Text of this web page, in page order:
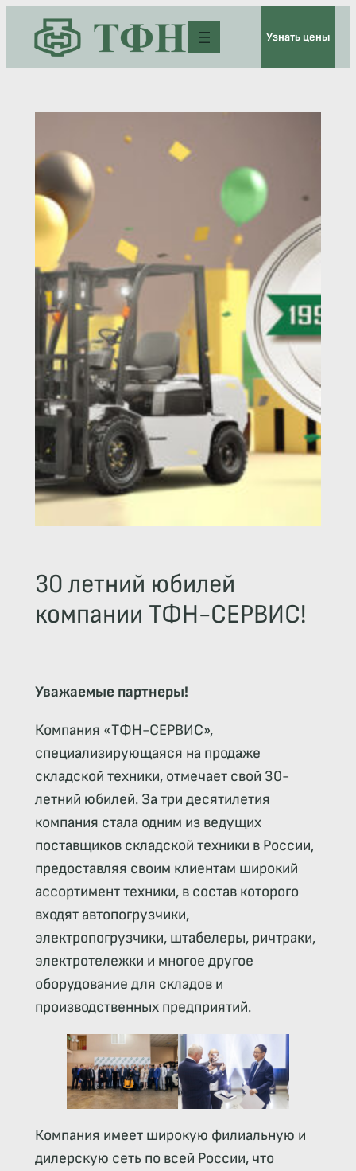
Перейти
Узнать цены
30 летний юбилей
компании ТФН-СЕРВИС!
Уважаемые партнеры!
Компания «ТФН-СЕРВИС»,
специализирующаяся на продаже
складской техники, отмечает свой 30-
летний юбилей. За три десятилетия
компания стала одним из ведущих
поставщиков складской техники в России,
предоставляя своим клиентам широкий
ассортимент техники, в состав которого
входят автопогрузчики,
электропогрузчики, штабелеры, ричтраки,
электротележки и многое другое
оборудование для складов и
производственных предприятий.
Компания имеет широкую филиальную и
дилерскую сеть по всей России, что